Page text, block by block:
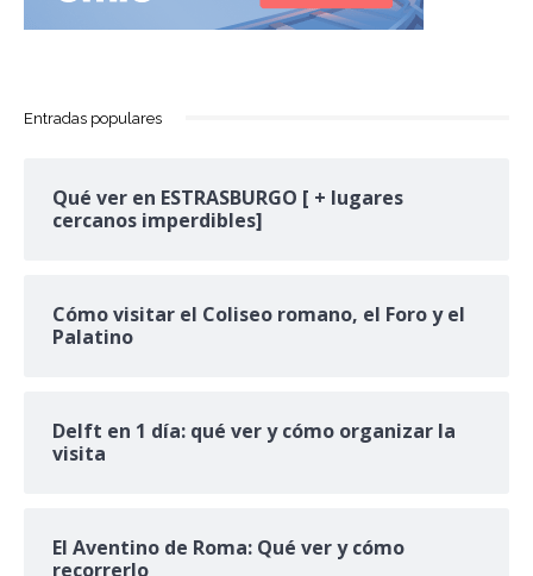
Entradas populares
Qué ver en ESTRASBURGO [ + lugares
cercanos imperdibles]
Cómo visitar el Coliseo romano, el Foro y el
Palatino
Delft en 1 día: qué ver y cómo organizar la
visita
El Aventino de Roma: Qué ver y cómo
recorrerlo